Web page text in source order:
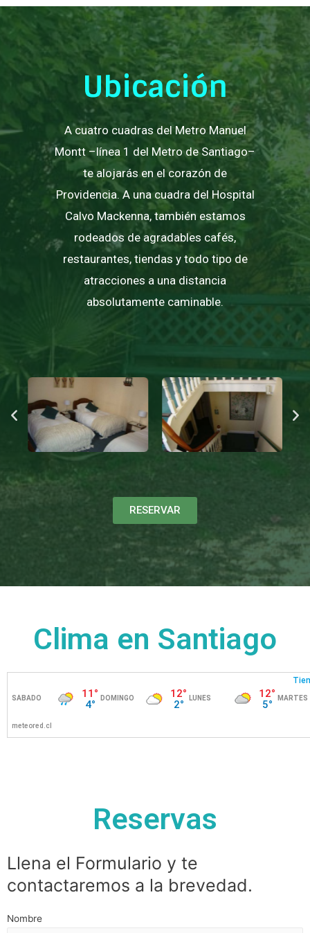
Ubicación
A cuatro cuadras del Metro Manuel
Montt –línea 1 del Metro de Santiago–
te alojarás en el corazón de
Providencia. A una cuadra del Hospital
Calvo Mackenna, también estamos
rodeados de agradables cafés,
restaurantes, tiendas y todo tipo de
atracciones a una distancia
absolutamente caminable.
RESERVAR
Clima en Santiago
Reservas
Llena el Formulario y te
contactaremos a la brevedad.
Nombre